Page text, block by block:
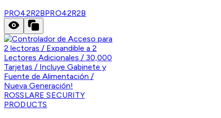
PRO42R2BPRO42R2B
ROSSLARE SECURITY
PRODUCTS